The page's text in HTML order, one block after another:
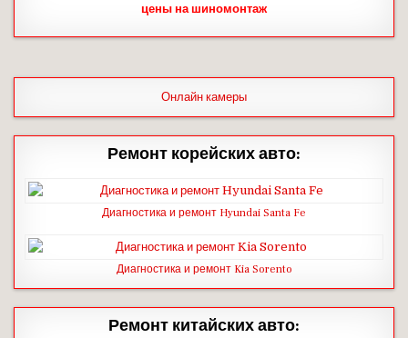
цены на шиномонтаж
Онлайн камеры
Ремонт корейских авто:
Диагностика и ремонт Hyundai Santa Fe
Диагностика и ремонт Kia Sorento
Ремонт китайских авто: